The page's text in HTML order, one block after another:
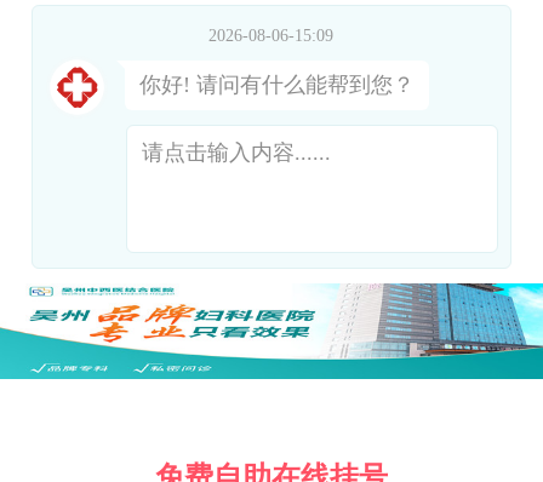
2026-08-06-15:09
你好! 请问有什么能帮到您？